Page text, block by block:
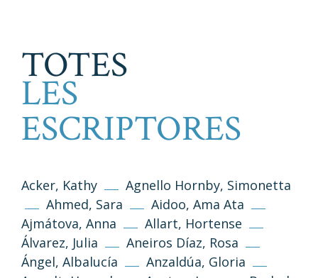
TOTES
LES
ESCRIPTORES
Acker, Kathy
Agnello Hornby, Simonetta
Ahmed, Sara
Aidoo, Ama Ata
Ajmátova, Anna
Allart, Hortense
Álvarez, Julia
Aneiros Díaz, Rosa
Ángel, Albalucía
Anzaldúa, Gloria